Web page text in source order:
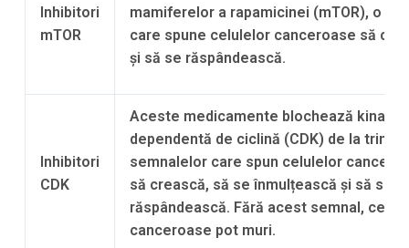
Inhibitori
mTOR
mamiferelor a rapamicinei (mTOR), o
care spune celulelor canceroase să
și să se răspândească.
Inhibitori
CDK
Aceste medicamente blochează kinaza
dependentă de ciclină (CDK) de la
semnalelor care spun celulelor
să crească, să se înmulțească și să se
răspândească. Fără acest semnal,
canceroase pot muri.